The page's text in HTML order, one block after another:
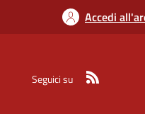
Accedi
Seguici su